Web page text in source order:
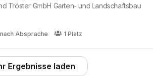
Tröster GmbH Garten- und Landschaftsbau
nach Absprache 1 Platz
Ergebnisse laden